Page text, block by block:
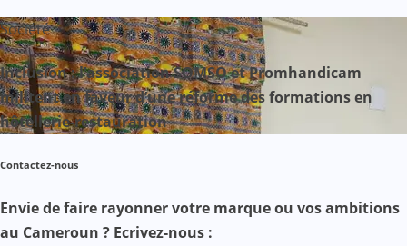
Société
Inclusion : l’association SOMSO et Promhandicam
militent en faveur d’une réforme des formations en
hôtellerie-restauration
Contactez-nous
Envie de faire rayonner votre marque ou vos ambitions
au Cameroun ? Ecrivez-nous :